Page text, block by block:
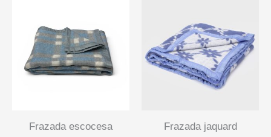
frazada escocesa
frazada jaquard